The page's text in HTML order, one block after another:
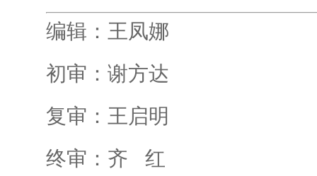
编辑：王凤娜
初审：谢方达
复审：王启明
终审：齐 红